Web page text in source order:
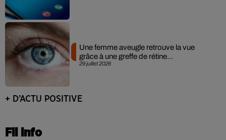
29 juillet 2026
Une femme aveugle retrouve la vue
grâce à une greffe de rétine...
+ D’ACTU POSITIVE
Fil info